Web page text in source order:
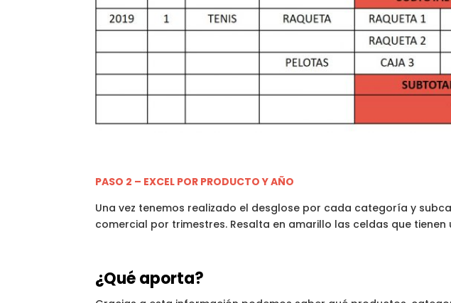
PASO 2 – EXCEL POR PRODUCTO Y AÑO
Una vez tenemos realizado el desglose por cada categoría y
comercial por trimestres. Resalta en amarillo las celdas que
¿Qué aporta?